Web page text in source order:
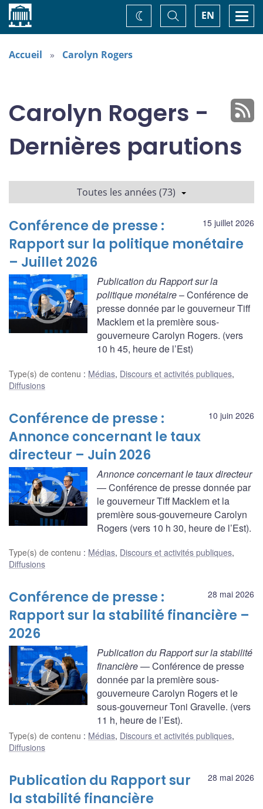
Accueil EN
Basculer
la
recherche
Changez
de
Accueil Carolyn Rogers
Carolyn Rogers -
Dernières parutions
Toutes les années (73)
15 juillet 2026
Conférence de presse :
Rapport sur la politique monétaire
– Juillet 2026
Publication du Rapport sur la
politique monétaire– Conférence de
presse donnée par le gouverneur Tiff
Macklem et la première sous-
gouverneure Carolyn Rogers. (vers
10 h 45, heure de l’Est)
Type(s) de contenu : Médias, Discours et activités publiques,
Diffusions
10 juin 2026
Conférence de presse :
Annonce concernant le taux
directeur – Juin 2026
Annonce concernant le taux directeur
— Conférence de presse donnée par
le gouverneur Tiff Macklem et la
première sous-gouverneure Carolyn
Rogers (vers 10 h 30, heure de l’Est).
Type(s) de contenu : Médias, Discours et activités publiques,
Diffusions
28 mai 2026
Conférence de presse :
Rapport sur la stabilité financière –
2026
Publication du Rapport sur la stabilité
financière— Conférence de presse
donnée par la première sous-
gouverneure Carolyn Rogers et le
sous-gouverneur Toni Gravelle. (vers
11 h, heure de l’Est).
Type(s) de contenu : Médias, Discours et activités publiques,
Diffusions
28 mai 2026
Publication du Rapport sur
la stabilité financière